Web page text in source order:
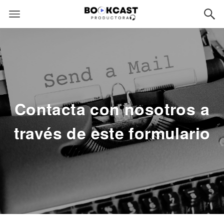
Contacta con nosotros a
través de este formulario